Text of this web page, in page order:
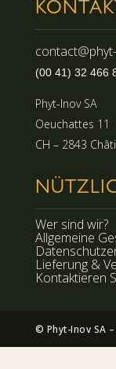
(00 41) 32 466
Phyt-Inov SA
Oeuchattes 11
CH – 2843
Wer sind wir?
Allgemeine
Lieferung &
Kontaktieren
© Phyt-Inov SA